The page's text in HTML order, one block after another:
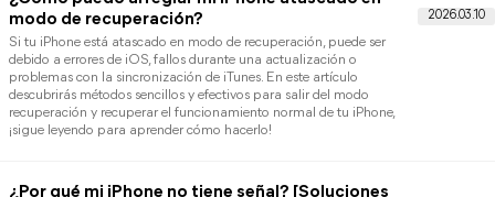
[Soluciones rápidas]
Si el Touch ID no funciona, puede deberse a problemas de
suciedad en el sensor o una configuración incorrecta. En este
artículo descubrirás las causas más comunes y soluciones
para recuperar el acceso a tu iPhone rápidamente.
¿Tu iPhone se queda en la manzana? Esto es lo